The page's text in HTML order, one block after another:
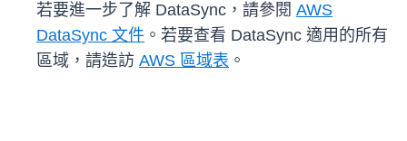
若要進一步了解 DataSync，請參閱 AWS
DataSync 文件 。若要查看 DataSync 適用的所有
區域，請造訪 AWS 區域表 。